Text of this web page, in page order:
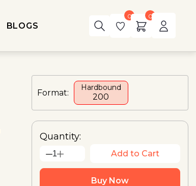
BLOGS
0 0
Format:
Hardbound
₹200
Quantity:
1 Add to Cart
Buy Now